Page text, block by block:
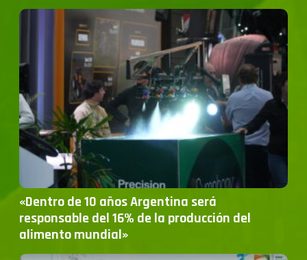
«Dentro de 10 años Argentina será
responsable del 16% de la producción del
alimento mundial»